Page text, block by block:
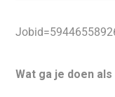
Wat ga je doen als